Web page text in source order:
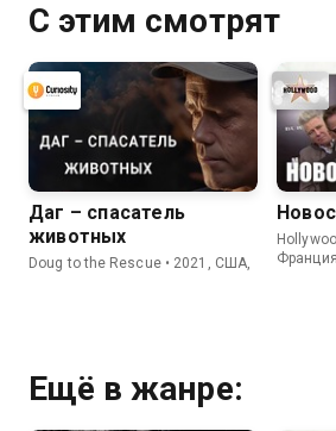
С этим смотрят
Даг – спасатель
животных
Doug to the Rescue • 2021, США,
Франция,
Ещё в жанре: